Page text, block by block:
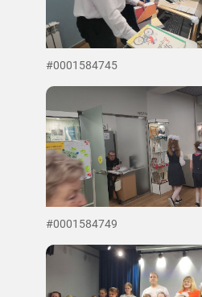
#0001584745
#0001584749